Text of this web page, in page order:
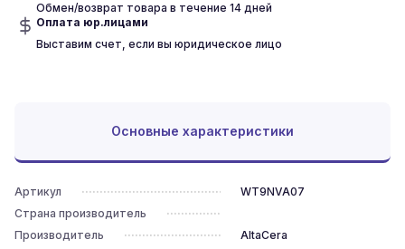
Обмен/возврат товара в течение 14 дней
Оплата юр.лицами
Выставим счет, если вы юридическое лицо
Основные характеристики
Артикул
WT9NVA07
Страна производитель
Производитель
AltaCera